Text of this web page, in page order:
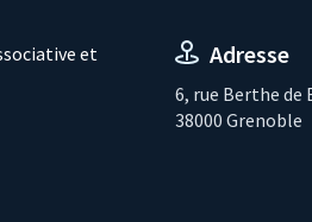
et
Adresse
6, rue Berthe de
38000 Grenoble